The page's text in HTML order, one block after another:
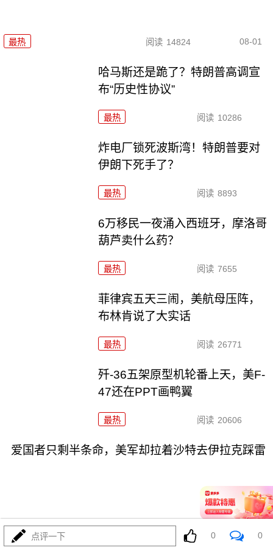
最热 阅读 14824 08-01
哈马斯还是跪了？特朗普高调宣
布“历史性协议”
最热 阅读 10286
炸电厂锁死波斯湾！特朗普要对
伊朗下死手了？
最热 阅读 8893
6万移民一夜涌入西班牙，摩洛哥
葫芦卖什么药？
最热 阅读 7655
菲律宾五天三闹，美航母压阵，
布林肯说了大实话
最热 阅读 26771
歼-36五架原型机轮番上天，美F-
47还在PPT画鸭翼
最热 阅读 20606
爱国者只剩半条命，美军却拉着沙特去伊拉克踩雷
最热 11802 07-31
点评一下 0 0